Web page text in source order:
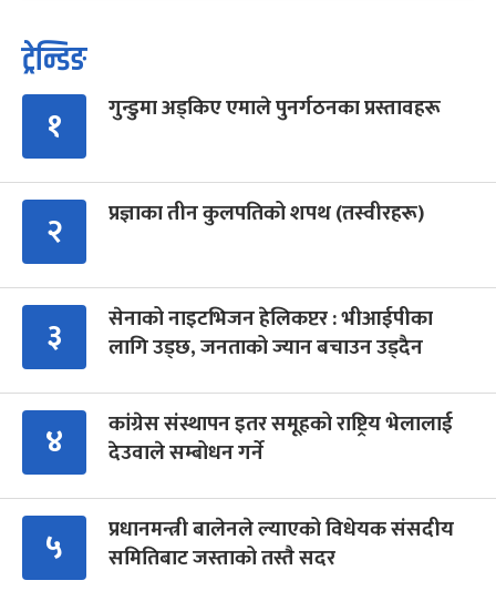
ट्रेन्डिङ
१ गुन्डुमा अड्किए एमाले पुनर्गठनका प्रस्तावहरू
२ प्रज्ञाका तीन कुलपतिको शपथ (तस्वीरहरू)
३
सेनाको नाइटभिजन हेलिकप्टर : भीआईपीका
लागि उड्छ, जनताको ज्यान बचाउन उड्दैन
४
कांग्रेस संस्थापन इतर समूहको राष्ट्रिय भेलालाई
देउवाले सम्बोधन गर्ने
५
प्रधानमन्त्री बालेनले ल्याएको विधेयक संसदीय
समितिबाट जस्ताको तस्तै सदर